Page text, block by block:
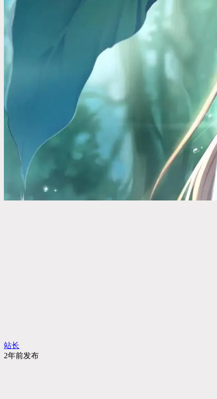
站长
2年前发布